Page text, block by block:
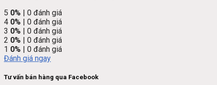
5 0% | 0 đánh giá
4 0% | 0 đánh giá
3 0% | 0 đánh giá
2 0% | 0 đánh giá
1 0% | 0 đánh giá
Đánh giá ngay
Tư vấn bán hàng qua Facebook